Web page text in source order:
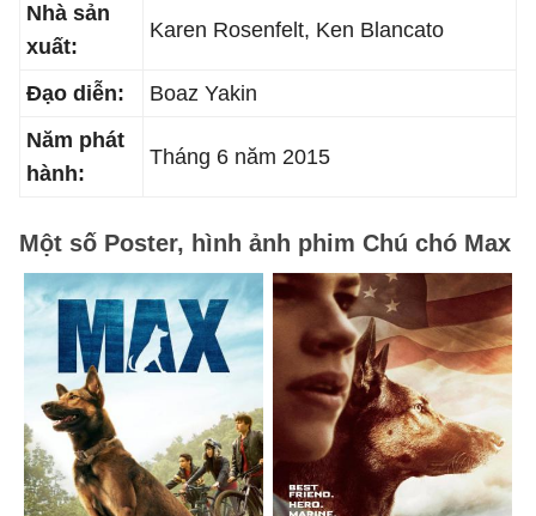
Nhà sản
xuất:
Karen Rosenfelt, Ken Blancato
Đạo diễn:
Boaz Yakin
Năm phát
hành:
Tháng 6 năm 2015
Một số Poster, hình ảnh phim Chú chó Max